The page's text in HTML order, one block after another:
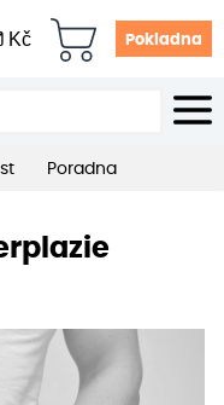
Kč Pokladna
Poradna